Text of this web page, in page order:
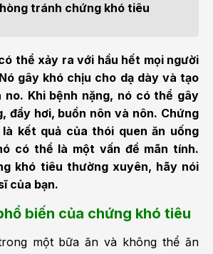
tránh chứng khó tiêu
thể xảy ra với hầu hết mọi người
gây khó chịu cho dạ dày và tạo
no. Khi bệnh nặng, nó có thể gây
đầy hơi, buồn nôn và nôn. Chứng
kết quả của thói quen ăn uống
có thể là một vấn đề mãn tính.
khó tiêu thường xuyên, hãy nói
của bạn.
biến của chứng khó tiêu
một bữa ăn và không thể ăn